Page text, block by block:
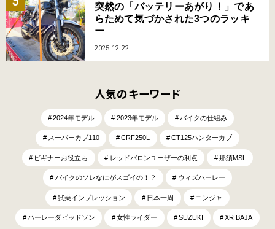
突然の「バッテリーあがり！」であ
らためて気づかされた3つのラッキ
ー
2025.12.22
人気のキーワード
2024年モデル 2023年モデル バイクの仕組み
スーパーカブ110 CRF250L CT125ハンターカブ
ビギナーお役立ち レッドバロンユーザーの利点 那須MSL
バイクのソレなにがスゴイの！？ ウィズハーレー
試乗インプレッション 日本一周 ニンジャ
ハーレーダビッドソン 女性ライダー SUZUKI XR BAJA